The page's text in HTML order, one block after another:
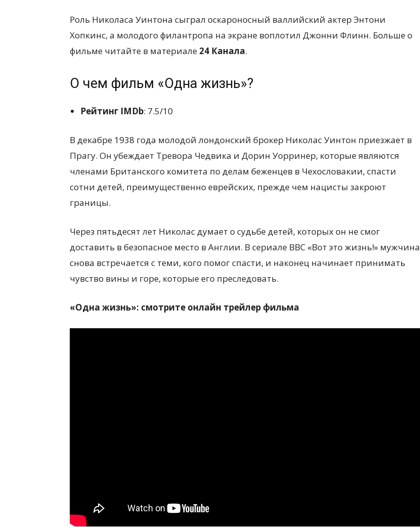
Роль Николаса Уинтона сыграл оскароносный валлийский актер Энтони
Хопкинс, а молодого филантропа на экране воплотил Джонни Флинн. Больше о
фильме читайте в материале 24 Канала.
О чем фильм «Одна жизнь»?
Рейтинг IMDb: 7.5/10
В декабре 1938 года молодой лондонский брокер Николас Уинтон приезжает в
Прагу. Он убеждает Тревора Чедвика и Дорин Уорринер, которые являются
членами Британского комитета по делам беженцев в Чехословакии, спасти
сотни детей, преимущественно еврейских, прежде чем нацисты закроют
границы.
Через пятьдесят лет Николас думает о судьбе детей, которых он не смог
доставить в безопасное место в Англии. В сериале BBC «Вот это жизнь!» мужчина
снова встречается с теми, кого помог спасти, и наконец начинает принимать
чувство вины и горе, которые его преследовать.
«Одна жизнь»: смотрите онлайн трейлер фильма